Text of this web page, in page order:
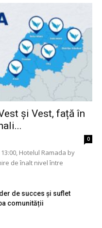
și Vest, față în
0
Hotelul Ramada by
de înalt nivel între
de succes și suflet
comunității